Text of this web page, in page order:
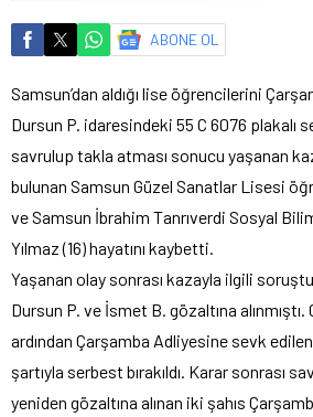
ABONE OL
Samsun’dan aldığı lise öğrencilerini
Dursun P. idaresindeki 55 C 6076 plakalı
savrulup takla atması sonucu yaşanan
bulunan Samsun Güzel Sanatlar Lisesi
ve Samsun İbrahim Tanrıverdi Sosyal
Yılmaz (16) hayatını kaybetti.
Yaşanan olay sonrası kazayla ilgili
Dursun P. ve İsmet B. gözaltına
ardından Çarşamba Adliyesine sevk
şartıyla serbest bırakıldı. Karar sonrası
yeniden gözaltına alınan iki şahıs